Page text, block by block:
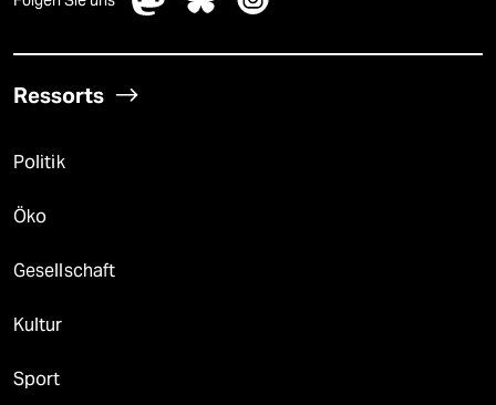
Ressorts
Politik
Öko
Gesellschaft
Kultur
Sport